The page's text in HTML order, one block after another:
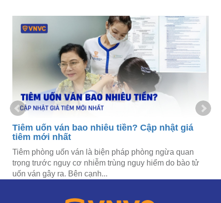
Tiêm uốn ván bao nhiêu tiền? Cập nhật giá
tiêm mới nhất
Tiêm phòng uốn ván là biện pháp phòng ngừa quan
trọng trước nguy cơ nhiễm trùng nguy hiểm do bào tử
uốn ván gây ra. Bên cạnh...